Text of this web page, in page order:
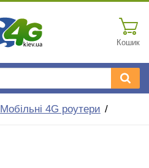
Кошик
Мобільні 4G роутери